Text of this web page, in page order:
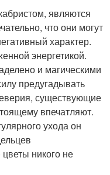
являются
что они могут
характер.
энергетикой.
и магическими
предугадывать
существующие
впечатляют.
ухода он
никого не